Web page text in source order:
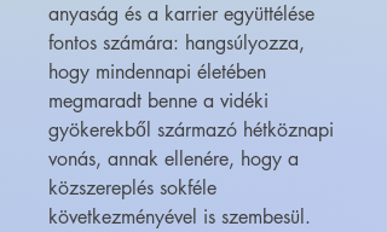
anyaság és a karrier együttélése
fontos számára: hangsúlyozza,
hogy mindennapi életében
megmaradt benne a vidéki
gyökerekből származó hétköznapi
vonás, annak ellenére, hogy a
közszereplés sokféle
következményével is szembesül.